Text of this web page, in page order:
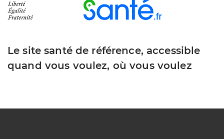
Le site santé de référence, accessible
quand vous voulez, où vous voulez